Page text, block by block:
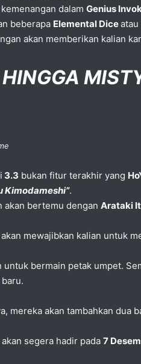
dalam Genius
beberapa Elemental Diceatau
akan memberikan kalian
3.3 bukan fitur terakhir yang
Kimodameshi”.
akan bertemu dengan Arataki
mewajibkan kalian untuk
untuk bermain petak umpet.
mereka akan tambahkan dua
segera hadir pada 7